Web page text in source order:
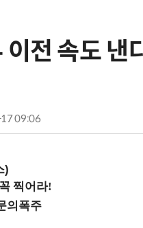
이전 속도
09:06
)